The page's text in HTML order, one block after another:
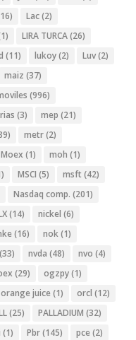
Lac(2)
LIRA TURCA(26)
(11) lukoy(2) Luv(2)
maiz (37)
(996)
(3) mep (21)
metr(2)
Moex (1) moh (1)
MSCI (5) msft (42)
Nasdaq comp. (201)
(14) nickel (6)
(16) nok(1)
(33) nvda (48) nvo (4)
(29) ogzpy(1)
orange juice (1) orcl (12)
(25) PALLADIUM (32)
(1) Pbr(145) pce (2)